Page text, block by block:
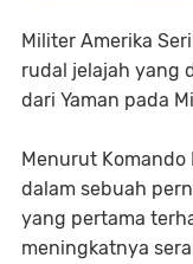
Militer Amerika
rudal jelajah yang
dari Yaman pada
Menurut Komando
dalam sebuah
yang pertama
meningkatnya